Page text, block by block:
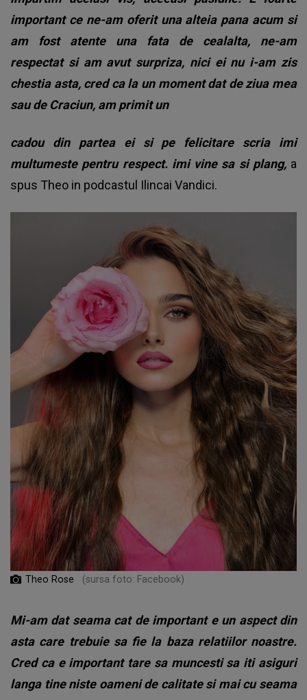
important ce ne-am oferit una alteia pana acum si
am fost atente una fata de cealalta, ne-am
respectat si am avut surpriza, nici ei nu i-am zis
chestia asta, cred ca la un moment dat de ziua mea
sau de Craciun, am primit un
cadou din partea ei si pe felicitare scria imi
multumeste pentru respect. imi vine sa si plang, a
spus Theo in podcastul Ilincai Vandici.
Theo Rose (sursa foto: Facebook)
Mi-am dat seama cat de important e un aspect din
asta care trebuie sa fie la baza relatiilor noastre.
Cred ca e important tare sa muncesti sa iti asiguri
langa tine niste oameni de calitate si mai cu seama